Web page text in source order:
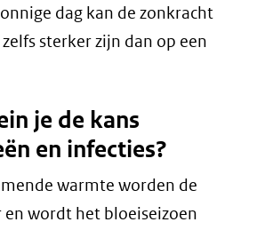
dag kan de zonkracht
sterker zijn dan op een
je de kans
en infecties?
warmte worden de
wordt het bloeiseizoen